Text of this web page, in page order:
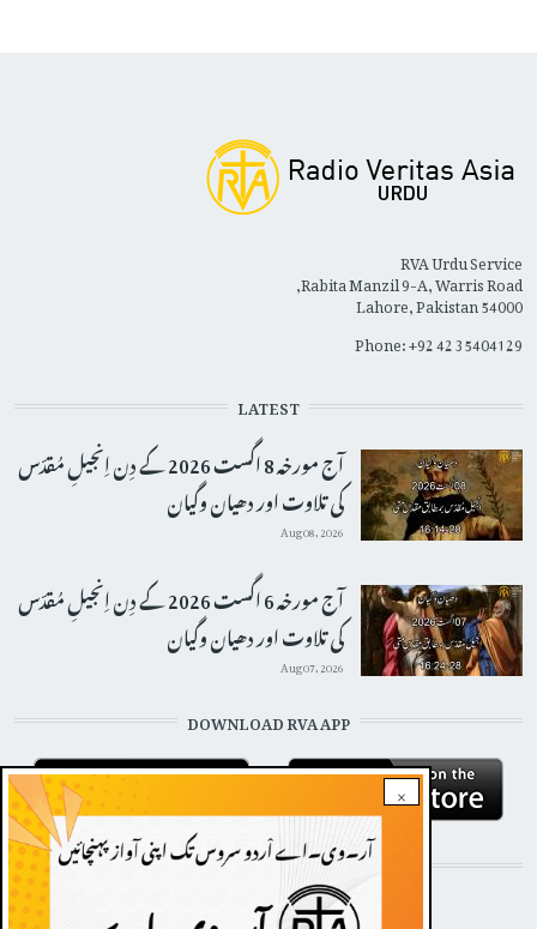
×
RVA Urdu Service
Rabita Manzil 9-A, Warris Road,
Lahore, Pakistan 54000
Phone: +92 42 35404129
LATEST
آج مورخہ 8 اگست 2026 کے دِن اِنجیلِ مُقدّس
کی تلاوت اور دھیان وگیان
Aug 08, 2026
آج مورخہ 6 اگست 2026 کے دِن اِنجیلِ مُقدّس
کی تلاوت اور دھیان وگیان
Aug 07, 2026
DOWNLOAD RVA APP
STAY CONNECTED WITH US!